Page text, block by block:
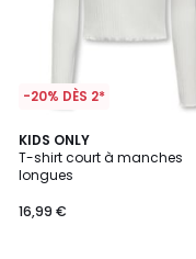
-20% DÈS 2*
KIDS ONLY
T-shirt court à manches
longues
16,99 €
2
Couleurs